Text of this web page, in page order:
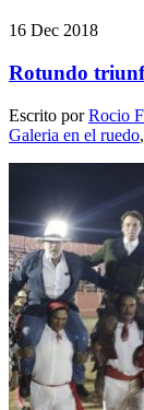
16 Dec 2018
Rotundo
Escrito porRocio
Galeria en el ruedo,